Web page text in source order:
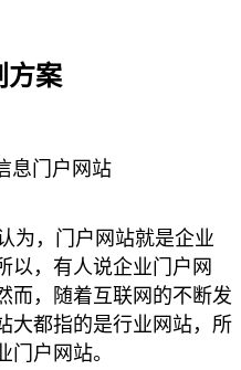
方案
为，门户网站就是企业
以，有人说企业门户网
而，随着互联网的不断发
大都指的是行业网站，所
门户网站。